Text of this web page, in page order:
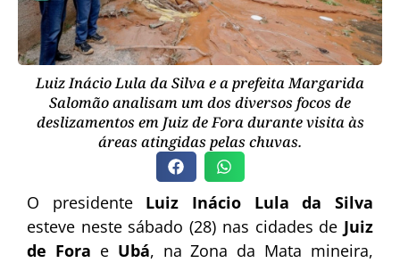
Luiz Inácio Lula da Silva e a prefeita Margarida
Salomão analisam um dos diversos focos de
deslizamentos em Juiz de Fora durante visita às
áreas atingidas pelas chuvas.
O presidente Luiz Inácio Lula da Silva
esteve neste sábado (28) nas cidades de Juiz
de Fora e Ubá, na Zona da Mata mineira,